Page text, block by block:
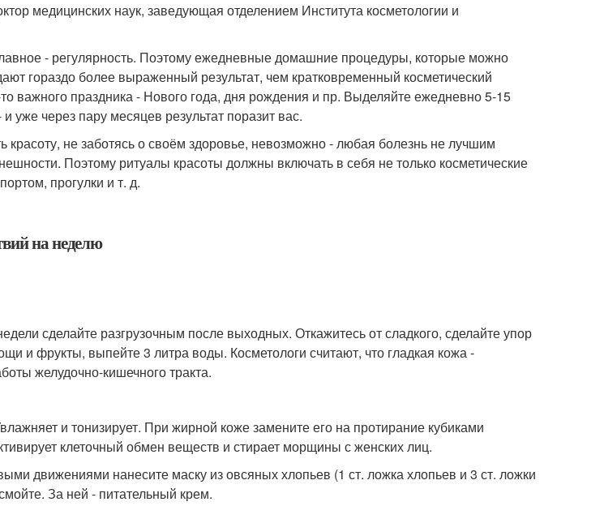
медицинских наук, заведующая отделением Института косметологии и
- регулярность. Поэтому ежедневные домашние процедуры, которые можно
гораздо более выраженный результат, чем кратковременный косметический
то важного праздника - Нового года, дня рождения и пр. Выделяйте ежедневно 5-15
уже через пару месяцев результат поразит вас.
красоту, не заботясь о своём здоровье, невозможно - любая болезнь не лучшим
Поэтому ритуалы красоты должны включать в себя не только косметические
прогулки и т. д.
на неделю
сделайте разгрузочным после выходных. Откажитесь от сладкого, сделайте упор
и фрукты, выпейте 3 литра воды. Косметологи считают, что гладкая кожа -
желудочно-кишечного тракта.
и тонизирует. При жирной коже замените его на протирание кубиками
клеточный обмен веществ и стирает морщины с женских лиц.
движениями нанесите маску из овсяных хлопьев (1 ст. ложка хлопьев и 3 ст. ложки
За ней - питательный крем.